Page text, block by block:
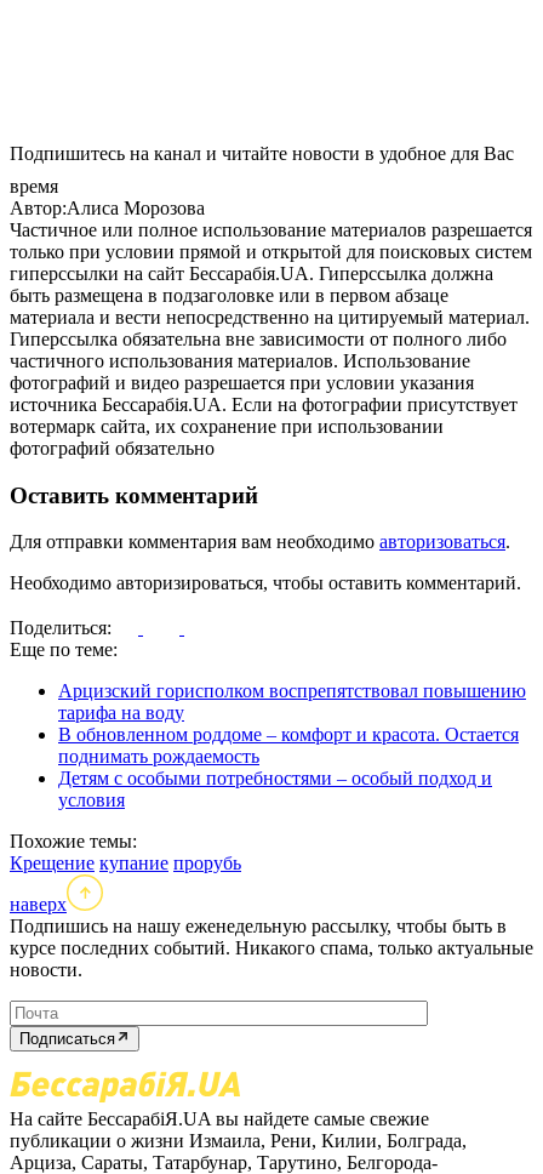
Подпишитесь на канал и читайте новости в удобное для Вас
время
Автор:Алиса Морозова
Частичное или полное использование материалов разрешается
только при условии прямой и открытой для поисковых систем
гиперссылки на сайт Бессарабія.UA. Гиперссылка должна
быть размещена в подзаголовке или в первом абзаце
материала и вести непосредственно на цитируемый материал.
Гиперссылка обязательна вне зависимости от полного либо
частичного использования материалов. Использование
фотографий и видео разрешается при условии указания
источника Бессарабія.UA. Если на фотографии присутствует
вотермарк сайта, их сохранение при использовании
фотографий обязательно
Оставить комментарий
Для отправки комментария вам необходимо авторизоваться.
Необходимо авторизироваться, чтобы оставить комментарий.
Поделиться:
Еще по теме:
Арцизский горисполком воспрепятствовал повышению
тарифа на воду
В обновленном роддоме – комфорт и красота. Остается
поднимать рождаемость
Детям с особыми потребностями – особый подход и
условия
Похожие темы:
Крещение купание прорубь
наверх
Подпишись на нашу еженедельную рассылку, чтобы быть в
курсе последних событий. Никакого спама, только актуальные
новости.
Подписаться
На сайте БессарабіЯ.UA вы найдете самые свежие
публикации о жизни Измаила, Рени, Килии, Болграда,
Арциза, Сараты, Татарбунар, Тарутино, Белгорода-